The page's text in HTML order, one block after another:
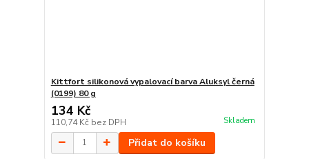
Kittfort silikonová vypalovací barva Aluksyl černá
(0199) 80 g
134 Kč
110,74 Kč bez DPH Skladem
Přidat do košíku